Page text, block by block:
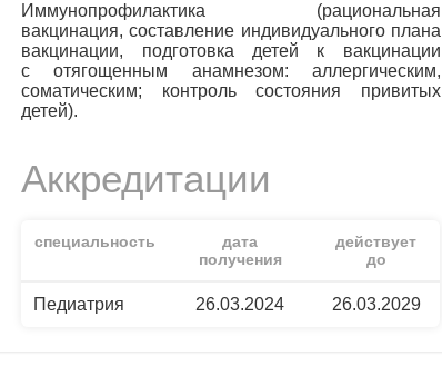
Иммунопрофилактика (рациональная
вакцинация, составление индивидуального плана
вакцинации, подготовка детей к вакцинации
с отягощенным анамнезом: аллергическим,
соматическим; контроль состояния привитых
детей).
Аккредитации
специальность
дата
получения
действует
до
Педиатрия 26.03.2024 26.03.2029